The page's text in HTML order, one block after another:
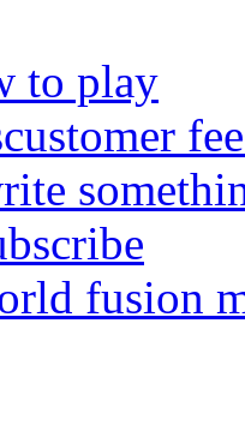
to play
customer
fusion